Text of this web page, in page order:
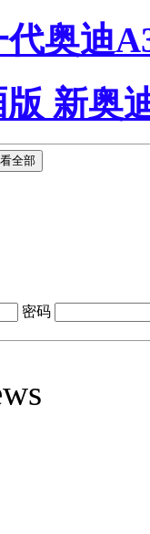
代奥迪
新奥
密码